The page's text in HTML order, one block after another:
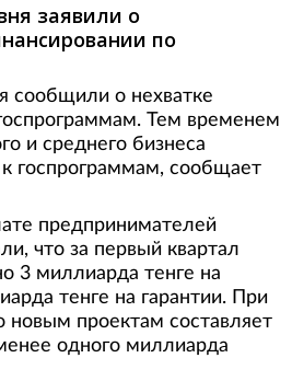
заявили о
по
сообщили о нехватке
Тем временем
и среднего бизнеса
госпрограммам, сообщает
предпринимателей
что за первый квартал
3 миллиарда тенге на
тенге на гарантии. При
новым проектам составляет
одного миллиарда